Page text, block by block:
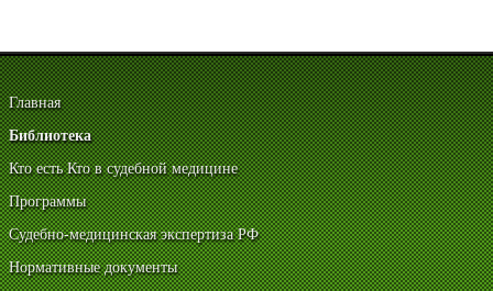
Главная
Библиотека
Кто есть Кто в судебной медицине
Программы
Судебно-медицинская экспертиза РФ
Нормативные документы